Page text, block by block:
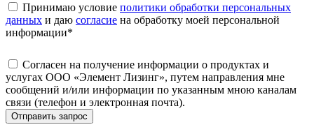
Принимаю условие политики обработки персональных
данных и даю согласие на обработку моей персональной
информации*
Согласен на получение информации о продуктах и
услугах ООО «Элемент Лизинг», путем направления мне
сообщений и/или информации по указанным мною каналам
связи (телефон и электронная почта).
Отправить запрос